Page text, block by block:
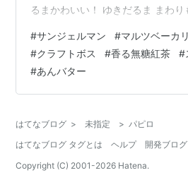
るまかわいい！ ゆきだるま まわり
ルマン！ 塩バター（あんバター）
らい美味しかったです。今度買い
味しい！！ https://www.saint-
ーカリー 奈良のご当地パンの『パ
#サンジェルマン #マルツベーカ
#クラフトボス #香る無糖紅茶 #
#あんバター
はてなブログ > 未指定 > パピロ
はてなブログ タグとは
ヘルプ 開発ブログ
Copyright (C) 2001-2026 Hatena.